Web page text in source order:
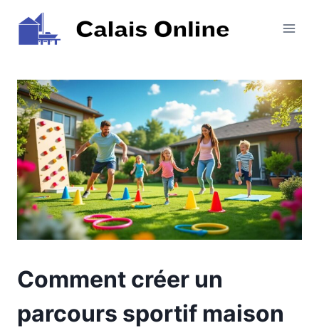
contenu
Comment créer un
parcours sportif maison